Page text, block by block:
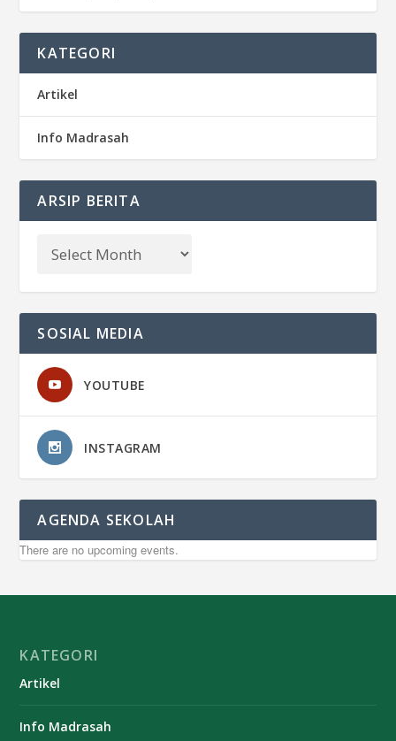
KATEGORI
Artikel
Info Madrasah
ARSIP BERITA
SOSIAL MEDIA
YOUTUBE
INSTAGRAM
AGENDA SEKOLAH
There are no upcoming events.
KATEGORI
Artikel
Info Madrasah